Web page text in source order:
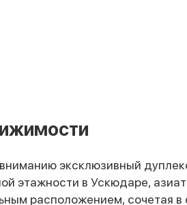
эксклюзивный
этажности в Ускюдаре,
расположением, сочетая в